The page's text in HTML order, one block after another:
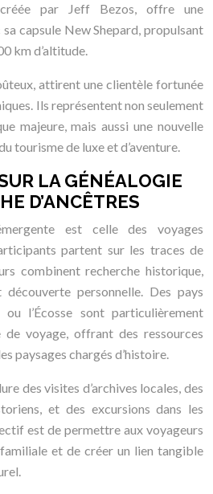
créée par Jeff Bezos, offre une
capsule New Shepard, propulsant
km d’altitude.
attirent une clientèle fortunée
Ils représentent non seulement
majeure, mais aussi une nouvelle
tourisme de luxe et d’aventure.
LA GÉNÉALOGIE
D’ANCÊTRES
est celle des voyages
partent sur les traces de
combinent recherche historique,
personnelle. Des pays
ou l’Écosse sont particulièrement
voyage, offrant des ressources
paysages chargés d’histoire.
des visites d’archives locales, des
et des excursions dans les
est de permettre aux voyageurs
et de créer un lien tangible